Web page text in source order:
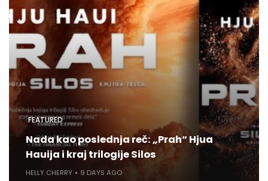
FEATURED
Nada kao poslednja reč: „Prah“ Hjua
Hauija i kraj trilogije Silos
HELLY CHERRY 9 DAYS AGO